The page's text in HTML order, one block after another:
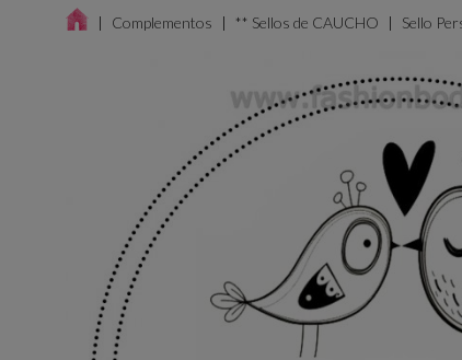
Complementos ** Sellos de CAUCHO Sello